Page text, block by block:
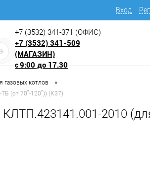
Вход
+7 (3532) 341-371 (ОФИС)
+7 (3532) 341-509
(МАГАЗИН)
с9:00 до 17.30
газовых котлов •
(от 70˚-120˚)) (К37)
2010